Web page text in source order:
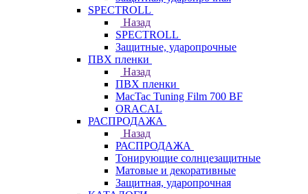
SPECTROLL
Назад
SPECTROLL
Защитные, ударопрочные
ПВХ пленки
Назад
ПВХ пленки
MacTac Tuning Film 700 BF
ORACAL
РАСПРОДАЖА
Назад
РАСПРОДАЖА
Тонирующие солнцезащитные
Матовые и декоративные
Защитная, ударопрочная